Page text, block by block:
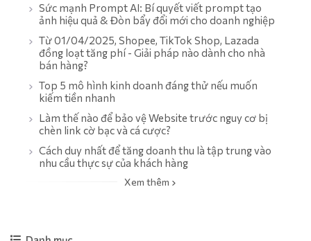
Sức mạnh Prompt AI: Bí quyết viết prompt tạo
ảnh hiệu quả & Đòn bẩy đổi mới cho doanh nghiệp
Từ 01/04/2025, Shopee, TikTok Shop, Lazada
đồng loạt tăng phí - Giải pháp nào dành cho nhà
bán hàng?
Top 5 mô hình kinh doanh đáng thử nếu muốn
kiếm tiền nhanh
Làm thế nào để bảo vệ Website trước nguy cơ bị
chèn link cờ bạc và cá cược?
Cách duy nhất để tăng doanh thu là tập trung vào
nhu cầu thực sự của khách hàng
Xem thêm